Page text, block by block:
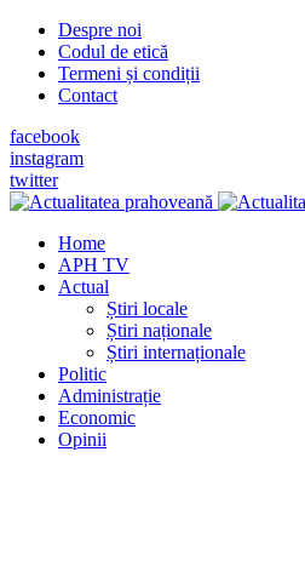
Despre noi
Codul de etică
Termeni și condiții
Contact
facebook
instagram
twitter
Home
APH TV
Actual
Știri locale
Știri naționale
Știri internaționale
Politic
Administrație
Economic
Opinii